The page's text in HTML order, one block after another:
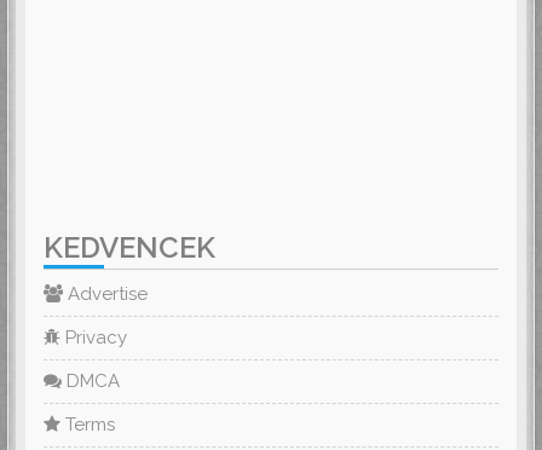
KEDVENCEK
Advertise
Privacy
DMCA
Terms